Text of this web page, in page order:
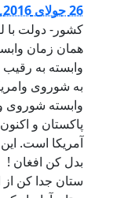
26 جولای 2016, 11:32
کشور- دولت با
همان زمان
وابسته به رقيب
به شوروى
وابسته شوروى
آمريکا است.
بدل کن افغان !
ستان جدا کن از